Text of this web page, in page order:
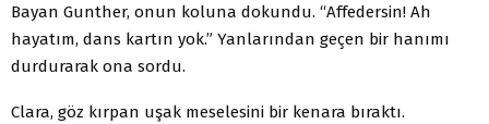
Bayan Gunther, onun koluna dokundu. “Affedersin! Ah
hayatım, dans kartın yok.” Yanlarından geçen bir hanımı
durdurarak ona sordu.
Clara, göz kırpan uşak meselesini bir kenara bıraktı.